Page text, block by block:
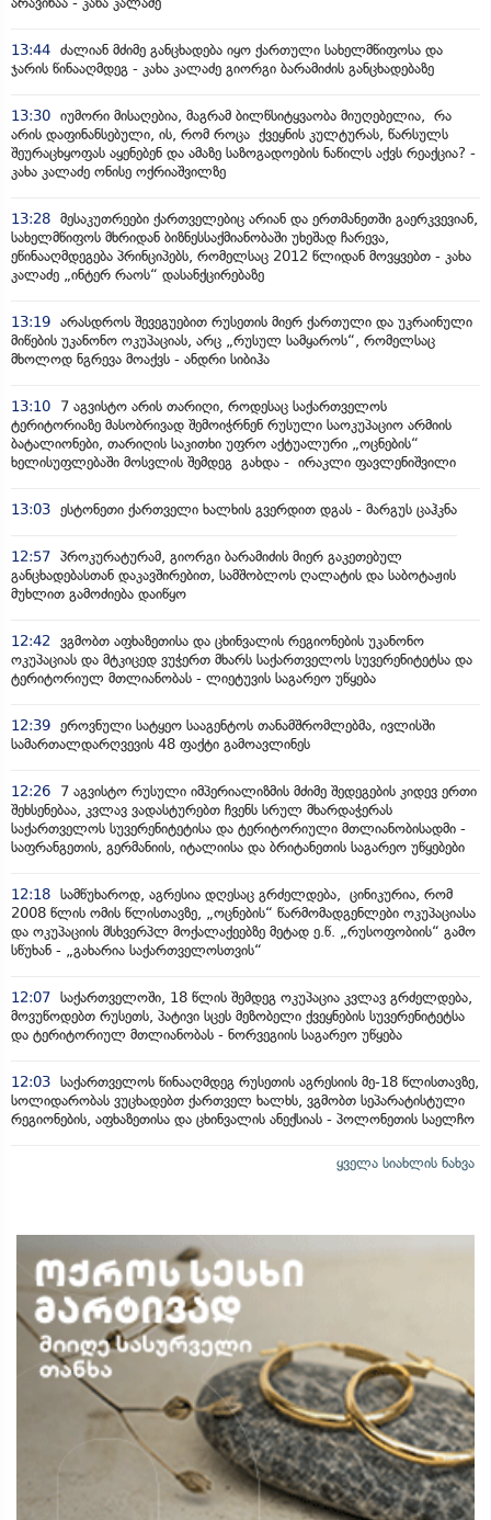
13:44 ძალიან მძიმე განცხადება იყო ქართული სახელმწიფოსა და
ჯარის წინააღმდეგ - კახა კალაძე გიორგი ბარამიძის განცხადებაზე
13:30 იუმორი მისაღებია, მაგრამ ბილწსიტყვაობა მიუღებელია, რა
არის დაფინანსებული, ის, რომ როცა ქვეყნის კულტურას, წარსულს
შეურაცხყოფას აყენებენ და ამაზე საზოგადოების ნაწილს აქვს რეაქცია? -
კახა კალაძე ონისე ოქრიაშვილზე
13:28 მესაკუთრეები ქართველებიც არიან და ერთმანეთში გაერკვევიან,
სახელმწიფოს მხრიდან ბიზნესსაქმიანობაში უხეშად ჩარევა,
ეწინააღმდეგება პრინციპებს, რომელსაც 2012 წლიდან მოვყვებთ - კახა
კალაძე „ინტერ რაოს“ დასანქცირებაზე
13:19 არასდროს შევეგუებით რუსეთის მიერ ქართული და უკრაინული
მიწების უკანონო ოკუპაციას, არც „რუსულ სამყაროს“, რომელსაც
მხოლოდ ნგრევა მოაქვს - ანდრი სიბიჰა
13:10
7 აგვისტო არის თარიღი, როდესაც საქართველოს
ტერიტორიაზე მასობრივად შემოიჭრნენ რუსული საოკუპაციო არმიის
ბატალიონები, თარიღის საკითხი უფრო აქტუალური „ოცნების“
ხელისუფლებაში მოსვლის შემდეგ გახდა - ირაკლი ფავლენიშვილი
13:03 ესტონეთი ქართველი ხალხის გვერდით დგას - მარგუს ცაჰკნა
12:57 პროკურატურამ, გიორგი ბარამიძის მიერ გაკეთებულ
განცხადებასთან დაკავშირებით, სამშობლოს ღალატის და საბოტაჟის
მუხლით გამოძიება დაიწყო
12:42
ვგმობთ აფხაზეთისა და ცხინვალის რეგიონების უკანონო
ოკუპაციას და მტკიცედ ვუჭერთ მხარს საქართველოს სუვერენიტეტსა და
ტერიტორიულ მთლიანობას - ლიეტუვის საგარეო უწყება
12:39 ეროვნული სატყეო სააგენტოს თანამშრომლებმა, ივლისში
სამართალდარღვევის 48 ფაქტი გამოავლინეს
12:26
7 აგვისტო რუსული იმპერიალიზმის მძიმე შედეგების კიდევ ერთი
შეხსენებაა, კვლავ ვადასტურებთ ჩვენს სრულ მხარდაჭერას
საქართველოს სუვერენიტეტისა და ტერიტორიული მთლიანობისადმი -
საფრანგეთის, გერმანიის, იტალიისა და ბრიტანეთის საგარეო უწყებები
12:18 სამწუხაროდ, აგრესია დღესაც გრძელდება, ცინიკურია, რომ
2008 წლის ომის წლისთავზე, „ოცნების“ წარმომადგენლები ოკუპაციასა
და ოკუპაციის მსხვერპლ მოქალაქეებზე მეტად ე.წ. „რუსოფობიის“ გამო
სწუხან - „გახარია საქართველოსთვის“
12:07 საქართველოში, 18 წლის შემდეგ ოკუპაცია კვლავ გრძელდება,
მოვუწოდებთ რუსეთს, პატივი სცეს მეზობელი ქვეყნების სუვერენიტეტსა
და ტერიტორიულ მთლიანობას - ნორვეგიის საგარეო უწყება
12:03 საქართველოს წინააღმდეგ რუსეთის აგრესიის მე-18 წლისთავზე,
სოლიდარობას ვუცხადებთ ქართველ ხალხს, ვგმობთ სეპარატისტული
რეგიონების, აფხაზეთისა და ცხინვალის ანექსიას - პოლონეთის საელჩო
ყველა სიახლის ნახვა